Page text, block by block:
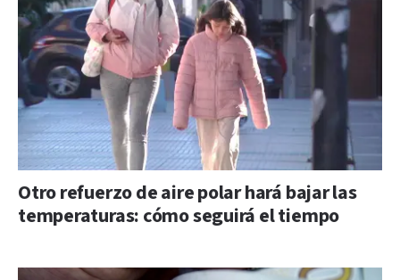
Otro refuerzo de aire polar hará bajar las
temperaturas: cómo seguirá el tiempo